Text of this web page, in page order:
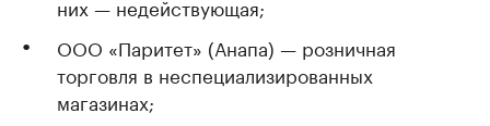
них — недействующая;
ООО «Паритет» (Анапа) — розничная
торговля в неспециализированных
магазинах;